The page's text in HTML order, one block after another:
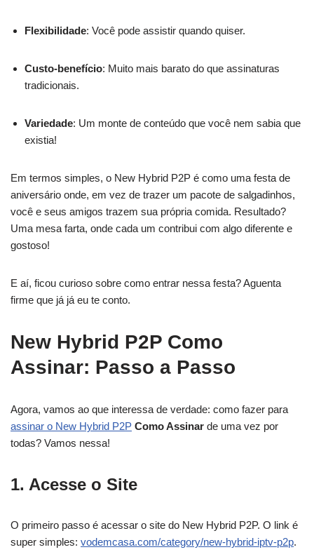
Flexibilidade: Você pode assistir quando quiser.
Custo-benefício: Muito mais barato do que assinaturas
tradicionais.
Variedade: Um monte de conteúdo que você nem sabia que
existia!
Em termos simples, o New Hybrid P2P é como uma festa de
aniversário onde, em vez de trazer um pacote de salgadinhos,
você e seus amigos trazem sua própria comida. Resultado?
Uma mesa farta, onde cada um contribui com algo diferente e
gostoso!
E aí, ficou curioso sobre como entrar nessa festa? Aguenta
firme que já já eu te conto.
New Hybrid P2P Como
Assinar: Passo a Passo
Agora, vamos ao que interessa de verdade: como fazer para
assinar o New Hybrid P2P Como Assinar de uma vez por
todas? Vamos nessa!
1. Acesse o Site
O primeiro passo é acessar o site do New Hybrid P2P. O link é
super simples: vodemcasa.com/category/new-hybrid-iptv-p2p.